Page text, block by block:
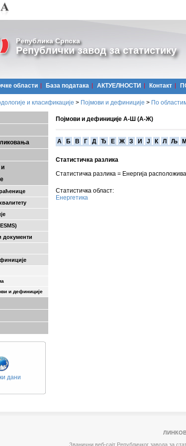
Република Српска
Републички завод за статистику
области Базa података АКТУЕЛНОСТИ Контакт
и класификације > Појмови и дефиниције > По
и
и дефиниције
дани
Појмови и дефиниције А-Ш (А-Ж)
A Б В Г Д Ђ Е Ж З И Ј К Л Љ М
Статистичка разлика
Статистичка разлика = Енергија
Статистичка област:
Енергетика
Званични веб-сајт Републичког завода за